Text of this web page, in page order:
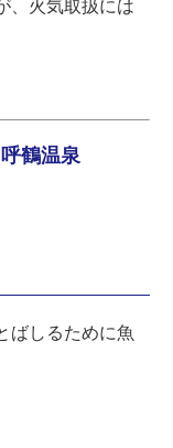
、火気取扱には
呼鶴温泉
ばしるために魚